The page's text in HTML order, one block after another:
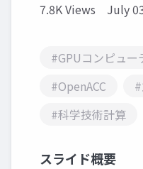
7.8K Views July
#GPUコンピュー
#OpenACC
#科学技術計算
スライド概要